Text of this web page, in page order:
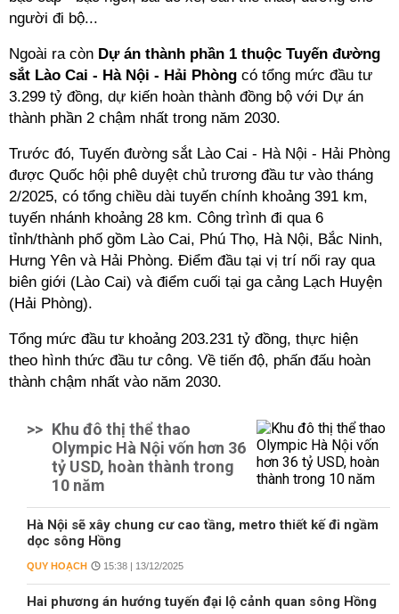
người đi bộ...
Ngoài ra còn Dự án thành phần 1 thuộc Tuyến đường
sắt Lào Cai - Hà Nội - Hải Phòng có tổng mức đầu tư
3.299 tỷ đồng, dự kiến hoàn thành đồng bộ với Dự án
thành phần 2 chậm nhất trong năm 2030.
Trước đó, Tuyến đường sắt Lào Cai - Hà Nội - Hải Phòng
được Quốc hội phê duyệt chủ trương đầu tư vào tháng
2/2025, có tổng chiều dài tuyến chính khoảng 391 km,
tuyến nhánh khoảng 28 km. Công trình đi qua 6
tỉnh/thành phố gồm Lào Cai, Phú Thọ, Hà Nội, Bắc Ninh,
Hưng Yên và Hải Phòng. Điểm đầu tại vị trí nối ray qua
biên giới (Lào Cai) và điểm cuối tại ga cảng Lạch Huyện
(Hải Phòng).
Tổng mức đầu tư khoảng 203.231 tỷ đồng, thực hiện
theo hình thức đầu tư công. Về tiến độ, phấn đấu hoàn
thành chậm nhất vào năm 2030.
>> Khu đô thị thể thao
Olympic Hà Nội vốn hơn 36
tỷ USD, hoàn thành trong
10 năm
Hà Nội sẽ xây chung cư cao tầng, metro thiết kế đi ngầm
dọc sông Hồng
QUY HOẠCH 15:38 | 13/12/2025
Hai phương án hướng tuyến đại lộ cảnh quan sông Hồng